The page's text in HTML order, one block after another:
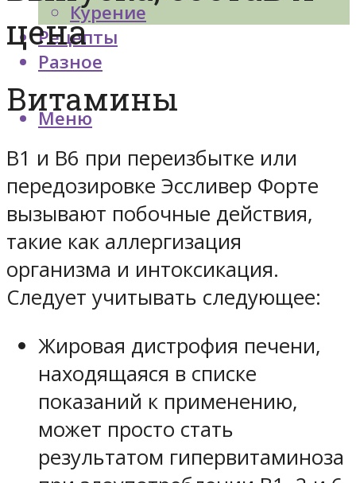
Курение
Рецепты
Разное
Меню
цена
Витамины
В1 и В6 при переизбытке или
передозировке Эссливер Форте
вызывают побочные действия,
такие как аллергизация
организма и интоксикация.
Следует учитывать следующее:
Жировая дистрофия печени,
находящаяся в списке
показаний к применению,
может просто стать
результатом гипервитаминоза